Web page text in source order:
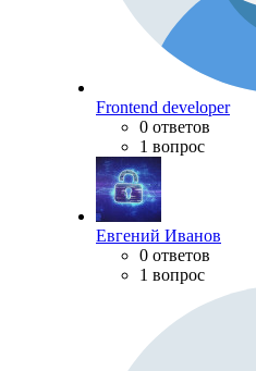
Frontend developer
0 ответов
1 вопрос
Евгений Иванов
0 ответов
1 вопрос